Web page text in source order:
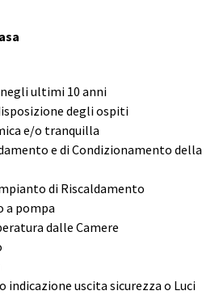
ultimi 10 anni
degli ospiti
e/o tranquilla
e di Condizionamento della
di Riscaldamento
a pompa
dalle Camere
indicazione uscita sicurezza o Luci